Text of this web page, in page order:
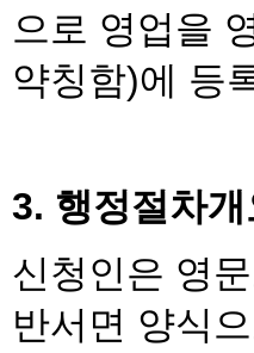
으로 영업을
약칭함)에 등
3. 행정절차개
신청인은 영
반서면 양식